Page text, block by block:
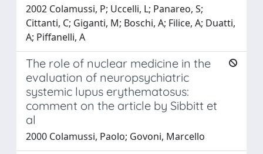
2002 Colamussi, P; Uccelli, L; Panareo, S;
Cittanti, C; Giganti, M; Boschi, A; Filice, A; Duatti,
A; Piffanelli, A
The role of nuclear medicine in the
evaluation of neuropsychiatric
systemic lupus erythematosus:
comment on the article by Sibbitt et
al
2000 Colamussi, Paolo; Govoni, Marcello